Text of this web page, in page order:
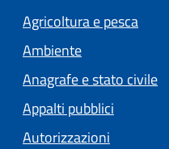
Agricoltura e pesca
Ambiente
Anagrafe e stato civile
Appalti pubblici
Autorizzazioni